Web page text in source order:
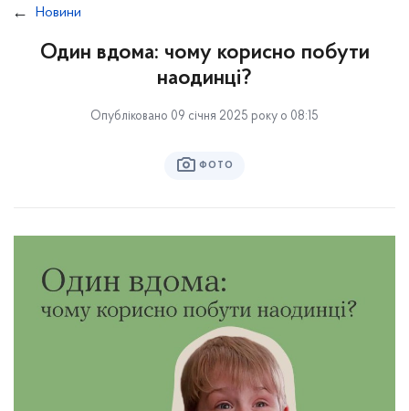
Новини
Один вдома: чому корисно побути
наодинці?
Опубліковано 09 січня 2025 року о 08:15
ФОТО